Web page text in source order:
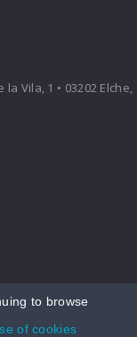
la Vila, 1 • 03202 Elche,
to browse
of cookies